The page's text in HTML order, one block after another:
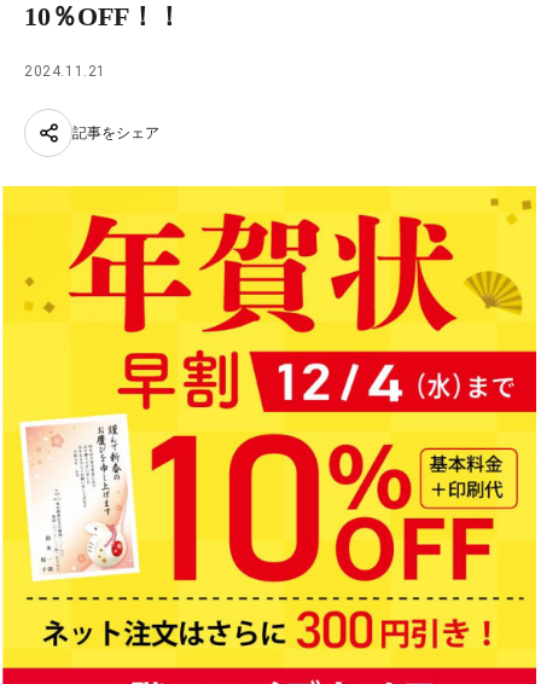
10％OFF！！
2024.11.21
記事をシェア